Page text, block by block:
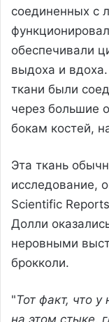
соединенных с
обеспечивали
выдоха и
ткани были
через большие
бокам костей,
Эта ткань
исследование,
Scientific
Долли
неровными
брокколи.
"Тот факт, что у
на этом стыке,